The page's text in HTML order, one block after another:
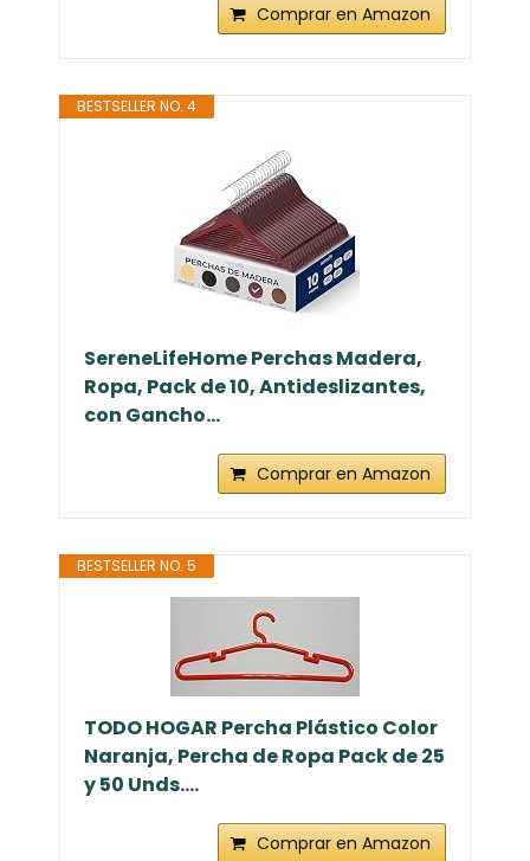
Comprar en Amazon
BESTSELLER NO. 4
SereneLifeHome Perchas Madera,
Ropa, Pack de 10, Antideslizantes,
con Gancho...
Comprar en Amazon
BESTSELLER NO. 5
TODO HOGAR Percha Plástico Color
Naranja, Percha de Ropa Pack de 25
y 50 Unds....
Comprar en Amazon